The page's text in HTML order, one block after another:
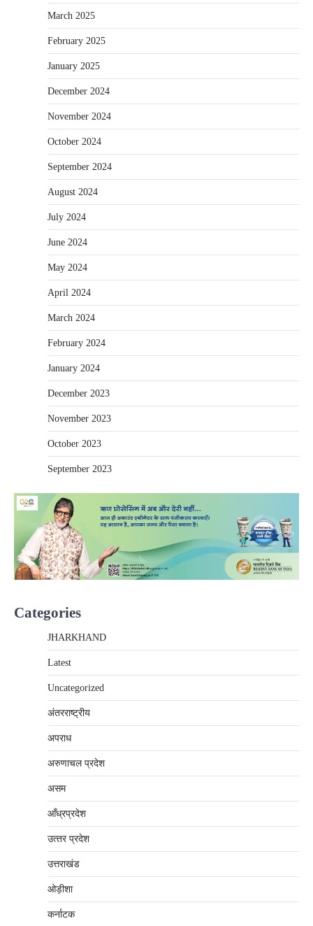
March 2025
February 2025
January 2025
December 2024
November 2024
October 2024
September 2024
August 2024
July 2024
June 2024
May 2024
April 2024
March 2024
February 2024
January 2024
December 2023
November 2023
October 2023
September 2023
Categories
JHARKHAND
Latest
Uncategorized
अंतरराष्‍ट्रीय
अपराध
अरुणाचल प्रदेश
असम
आँध्रप्रदेश
उत्‍तर प्रदेश
उत्तराखंड
ओड़ीशा
कर्नाटक